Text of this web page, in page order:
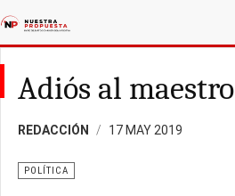
Adiós al maestro
REDACCIÓN 17 MAY 2019
POLÍTICA